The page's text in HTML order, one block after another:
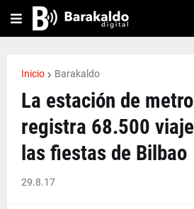
Inicio Barakaldo
La estación de
registra 68.500
las fiestas de Bilbao
29.8.17